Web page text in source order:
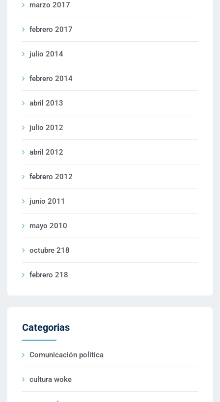
marzo 2017
febrero 2017
julio 2014
febrero 2014
abril 2013
julio 2012
abril 2012
febrero 2012
junio 2011
mayo 2010
octubre 218
febrero 218
Categorias
Comunicación política
cultura woke